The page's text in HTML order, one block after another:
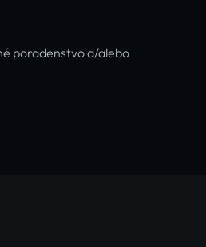
poradenstvo a/alebo